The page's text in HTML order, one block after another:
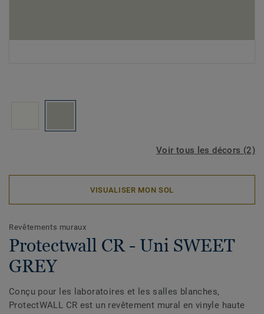
Voir tous les décors (2)
VISUALISER MON SOL
Revêtements muraux
Protectwall CR - Uni SWEET
GREY
Conçu pour les laboratoires et les salles blanches,
ProtectWALL CR est un revêtement mural en vinyle haute